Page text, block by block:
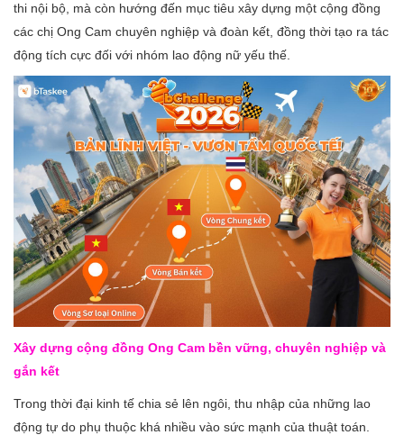
thi nội bộ, mà còn hướng đến mục tiêu xây dựng một cộng đồng
các chị Ong Cam chuyên nghiệp và đoàn kết, đồng thời tạo ra tác
động tích cực đối với nhóm lao động nữ yếu thế.
Xây dựng cộng đồng Ong Cam bền vững, chuyên nghiệp và
gắn kết
Trong thời đại kinh tế chia sẻ lên ngôi, thu nhập của những lao
động tự do phụ thuộc khá nhiều vào sức mạnh của thuật toán.